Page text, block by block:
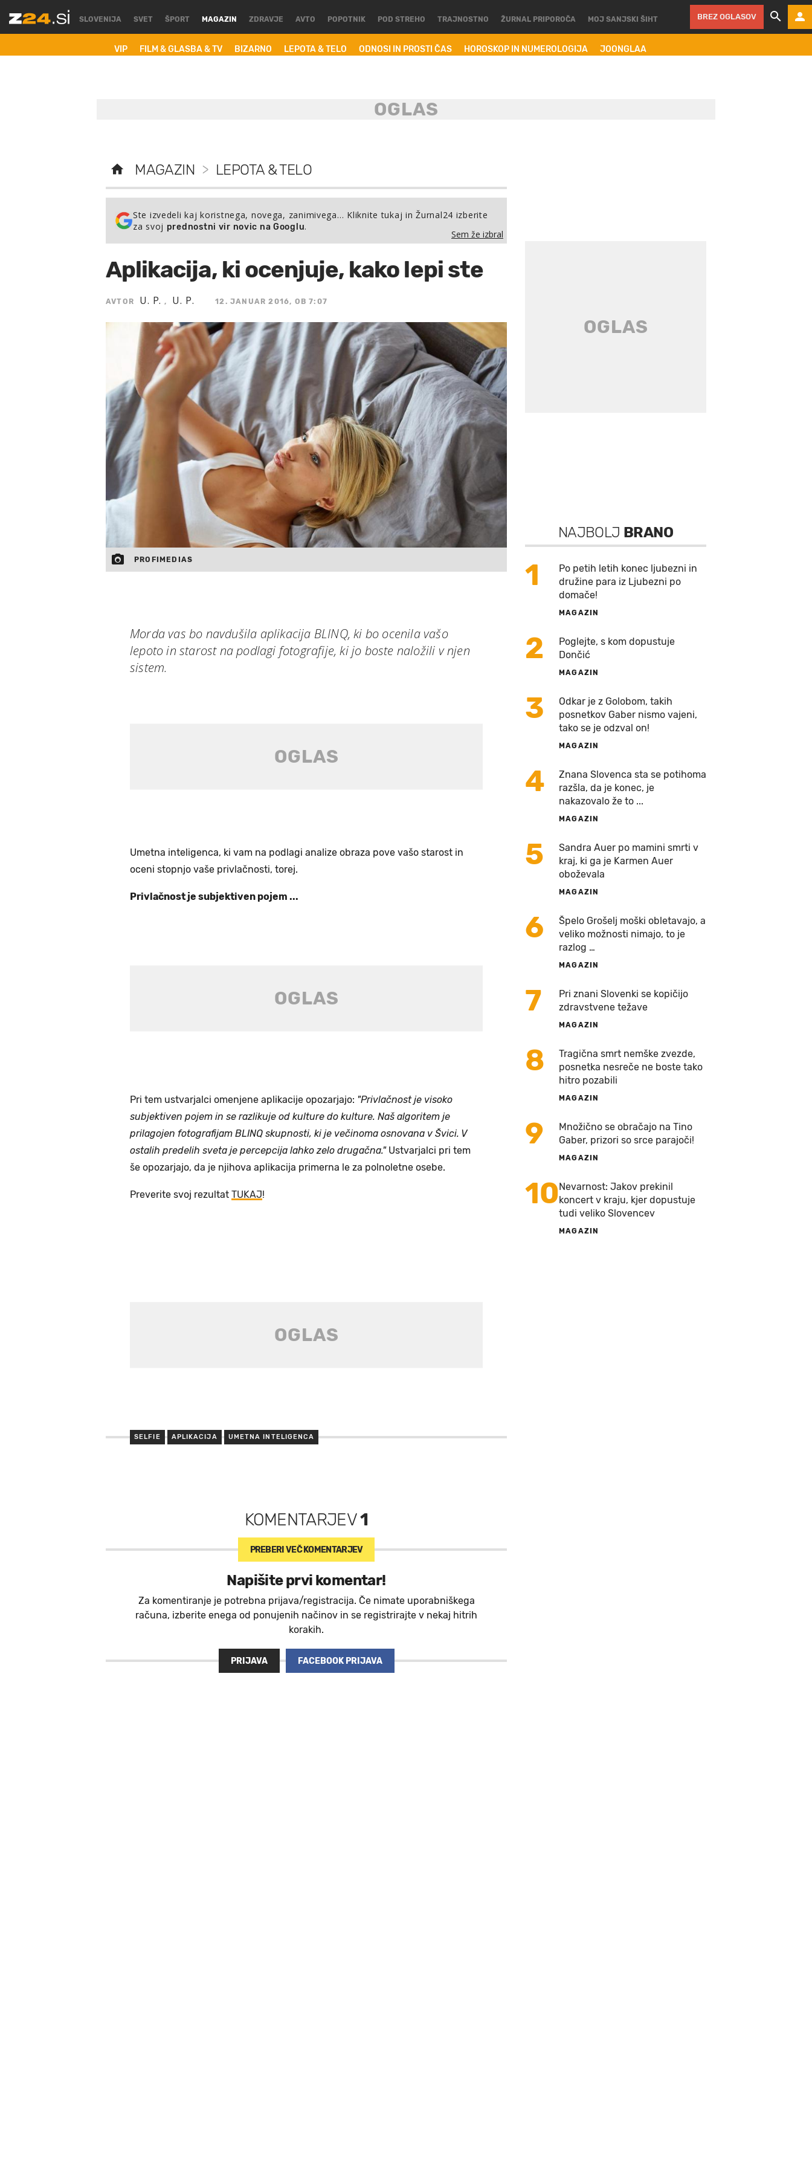
SLOVENIJA SVET ŠPORT MAGAZIN
VIP FILM & GLASBA & TV BIZARNO LEPOTA & TELO ODNOSI IN PROSTI ČAS HOROSKOP IN NUMEROLOGIJA JOONGLAA
ZDRAVJE AVTO POPOTNIK POD STREHO TRAJNOSTNO ŽURNAL PRIPOROČA MOJ SANJSKI ŠIHT BREZ OGLASOV
MAGAZIN > LEPOTA & TELO
Ste izvedeli kaj koristnega, novega, zanimivega… Kliknite tukaj in Žurnal24 izberite
za svoj prednostni vir novic na Googlu.
Sem že izbral
Aplikacija, ki ocenjuje, kako lepi ste
AVTOR U. P., U. P. 12. JANUAR 2016, OB 7:07
PROFIMEDIAS
Morda vas bo navdušila aplikacija BLINQ, ki bo ocenila vašo
lepoto in starost na podlagi fotografije, ki jo boste naložili v njen
sistem.
Umetna inteligenca, ki vam na podlagi analize obraza pove vašo starost in
oceni stopnjo vaše privlačnosti, torej.
Privlačnost je subjektiven pojem ...
Pri tem ustvarjalci omenjene aplikacije opozarjajo: "Privlačnost je visoko
subjektiven pojem in se razlikuje od kulture do kulture. Naš algoritem je
prilagojen fotografijam BLINQ skupnosti, ki je večinoma osnovana v Švici. V
ostalih predelih sveta je percepcija lahko zelo drugačna."Ustvarjalci pri tem
še opozarjajo, da je njihova aplikacija primerna le za polnoletne osebe.
Preverite svoj rezultat TUKAJ!
SELFIE APLIKACIJA UMETNA INTELIGENCA
KOMENTARJEV1
PREBERI VEČ KOMENTARJEV
Napišite prvi komentar!
Za komentiranje je potrebna prijava/registracija. Če nimate uporabniškega
računa, izberite enega od ponujenih načinov in se registrirajte v nekaj hitrih
korakih.
PRIJAVA FACEBOOK PRIJAVA
NAJBOLJ BRANO
1
Po petih letih konec ljubezni in
družine para iz Ljubezni po
domače!
MAGAZIN
2
Poglejte, s kom dopustuje
Dončić
MAGAZIN
3
Odkar je z Golobom, takih
posnetkov Gaber nismo vajeni,
tako se je odzval on!
MAGAZIN
4
Znana Slovenca sta se potihoma
razšla, da je konec, je
nakazovalo že to ...
MAGAZIN
5
Sandra Auer po mamini smrti v
kraj, ki ga je Karmen Auer
oboževala
MAGAZIN
6
Špelo Grošelj moški obletavajo, a
veliko možnosti nimajo, to je
razlog …
MAGAZIN
7
Pri znani Slovenki se kopičijo
zdravstvene težave
MAGAZIN
8
Tragična smrt nemške zvezde,
posnetka nesreče ne boste tako
hitro pozabili
MAGAZIN
9
Množično se obračajo na Tino
Gaber, prizori so srce parajoči!
MAGAZIN
10Nevarnost: Jakov prekinil
koncert v kraju, kjer dopustuje
tudi veliko Slovencev
MAGAZIN